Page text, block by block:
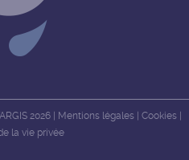
2026 | Mentions légales | Cookies |
la vie privée